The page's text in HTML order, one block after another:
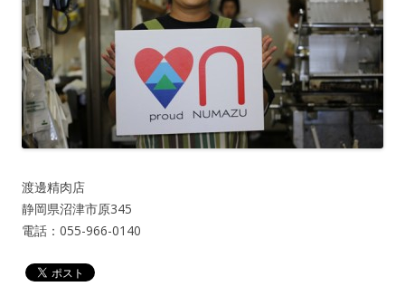
渡邊精肉店
静岡県沼津市原345
電話：055-966-0140